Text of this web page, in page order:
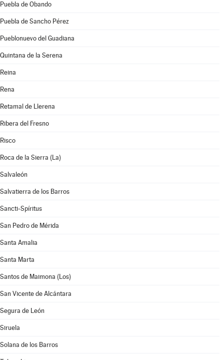
Puebla de Obando
Puebla de Sancho Pérez
Pueblonuevo del Guadiana
Quintana de la Serena
Reina
Rena
Retamal de Llerena
Ribera del Fresno
Risco
Roca de la Sierra (La)
Salvaleón
Salvatierra de los Barros
Sancti-Spíritus
San Pedro de Mérida
Santa Amalia
Santa Marta
Santos de Maimona (Los)
San Vicente de Alcántara
Segura de León
Siruela
Solana de los Barros